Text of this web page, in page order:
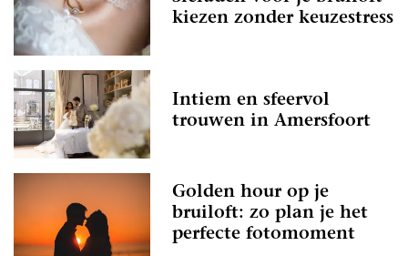
kiezen zonder keuzestress
Intiem en sfeervol
trouwen in Amersfoort
Golden hour op je
bruiloft: zo plan je het
perfecte fotomoment